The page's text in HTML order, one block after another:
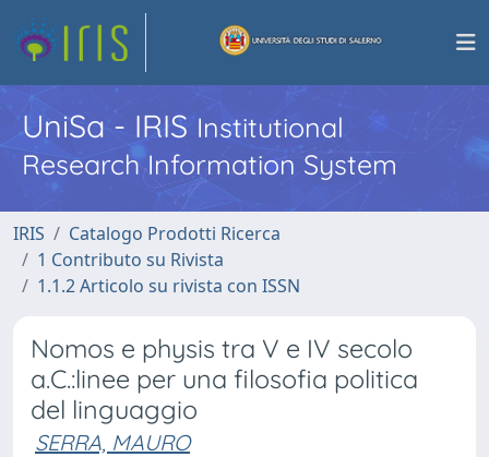
UniSa - IRISInstitutional
Research Information System
IRIS
Catalogo Prodotti Ricerca
1 Contributo su Rivista
1.1.2 Articolo su rivista con ISSN
Nomos e physis tra V e IV secolo
a.C.:linee per una filosofia politica
del linguaggio
SERRA, MAURO